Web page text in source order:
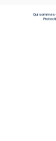
Qui